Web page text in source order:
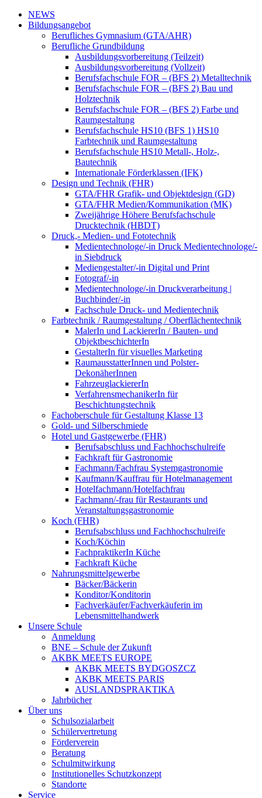
NEWS
Bildungsangebot
Berufliches Gymnasium (GTA/AHR)
Berufliche Grundbildung
Ausbildungsvorbereitung (Teilzeit)
Ausbildungsvorbereitung (Vollzeit)
Berufsfachschule FOR – (BFS 2) Metalltechnik
Berufsfachschule FOR – (BFS 2) Bau und
Holztechnik
Berufsfachschule FOR – (BFS 2) Farbe und
Raumgestaltung
Berufsfachschule HS10 (BFS 1) HS10
Farbtechnik und Raumgestaltung
Berufsfachschule HS10 Metall-, Holz-,
Bautechnik
Internationale Förderklassen (IFK)
Design und Technik (FHR)
GTA/FHR Grafik- und Objektdesign (GD)
GTA/FHR Medien/Kommunikation (MK)
Zweijährige Höhere Berufsfachschule
Drucktechnik (HBDT)
Druck,- Medien- und Fototechnik
Medientechnologe/-in Druck Medientechnologe/-
in Siebdruck
Mediengestalter/-in Digital und Print
Fotograf/-in
Medientechnologe/-in Druckverarbeitung |
Buchbinder/-in
Fachschule Druck- und Medientechnik
Farbtechnik / Raumgestaltung / Oberflächentechnik
MalerIn und LackiererIn / Bauten- und
ObjektbeschichterIn
GestalterIn für visuelles Marketing
RaumausstatterInnen und Polster-
DekonäherInnen
FahrzeuglackiererIn
VerfahrensmechanikerIn für
Beschichtungstechnik
Fachoberschule für Gestaltung Klasse 13
Gold- und Silberschmiede
Hotel und Gastgewerbe (FHR)
Berufsabschluss und Fachhochschulreife
Fachkraft für Gastronomie
Fachmann/Fachfrau Systemgastronomie
Kaufmann/Kauffrau für Hotelmanagement
Hotelfachmann/Hotelfachfrau
Fachmann/-frau für Restaurants und
Veranstaltungsgastronomie
Koch (FHR)
Berufsabschluss und Fachhochschulreife
Koch/Köchin
FachpraktikerIn Küche
Fachkraft Küche
Nahrungsmittelgewerbe
Bäcker/Bäckerin
Konditor/Konditorin
Fachverkäufer/Fachverkäuferin im
Lebensmittelhandwerk
Unsere Schule
Anmeldung
BNE – Schule der Zukunft
AKBK MEETS EUROPE
AKBK MEETS BYDGOSZCZ
AKBK MEETS PARIS
AUSLANDSPRAKTIKA
Jahrbücher
Über uns
Schulsozialarbeit
Schülervertretung
Förderverein
Beratung
Schulmitwirkung
Institutionelles Schutzkonzept
Standorte
Service